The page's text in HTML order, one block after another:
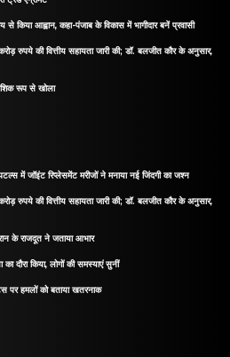
आह्वान, कहा-पंजाब के विकास में भागीदार बनें प्रवासी
रुपये की वित्तीय सहायता जारी की; डॉ. बलजीत कौर के अनुसार,
रूप से खोला
में जॉइंट रिप्लेसमेंट मरीजों ने मनाया नई जिंदगी का जश्न
रुपये की वित्तीय सहायता जारी की; डॉ. बलजीत कौर के अनुसार,
के राजदूत ने जताया आभार
दौरा किया, लोगों की समस्याएं सुनीं
पर हमलों को बताया खतरनाक